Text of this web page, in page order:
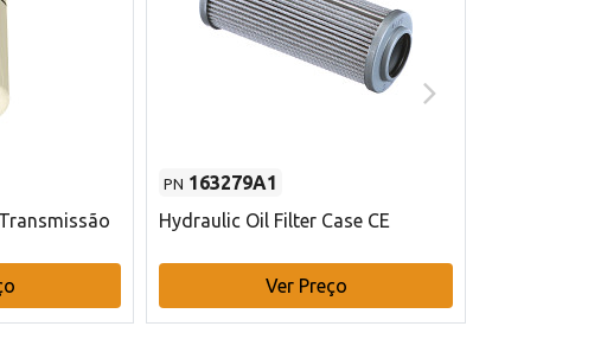
PN 163279A1
Hydraulic Oil Filter Case CE
Ver Preço